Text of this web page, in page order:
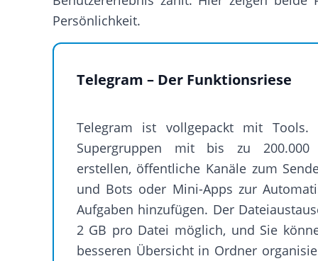
Persönlichkeit.
Telegram – Der Funktionsriese
Telegram ist vollgepackt mit Tools.
Supergruppen mit bis zu 200.000
erstellen, öffentliche Kanäle zum
und Bots oder Mini-Apps zur
Aufgaben hinzufügen. Der
2 GB pro Datei möglich, und Sie
besseren Übersicht in Ordner